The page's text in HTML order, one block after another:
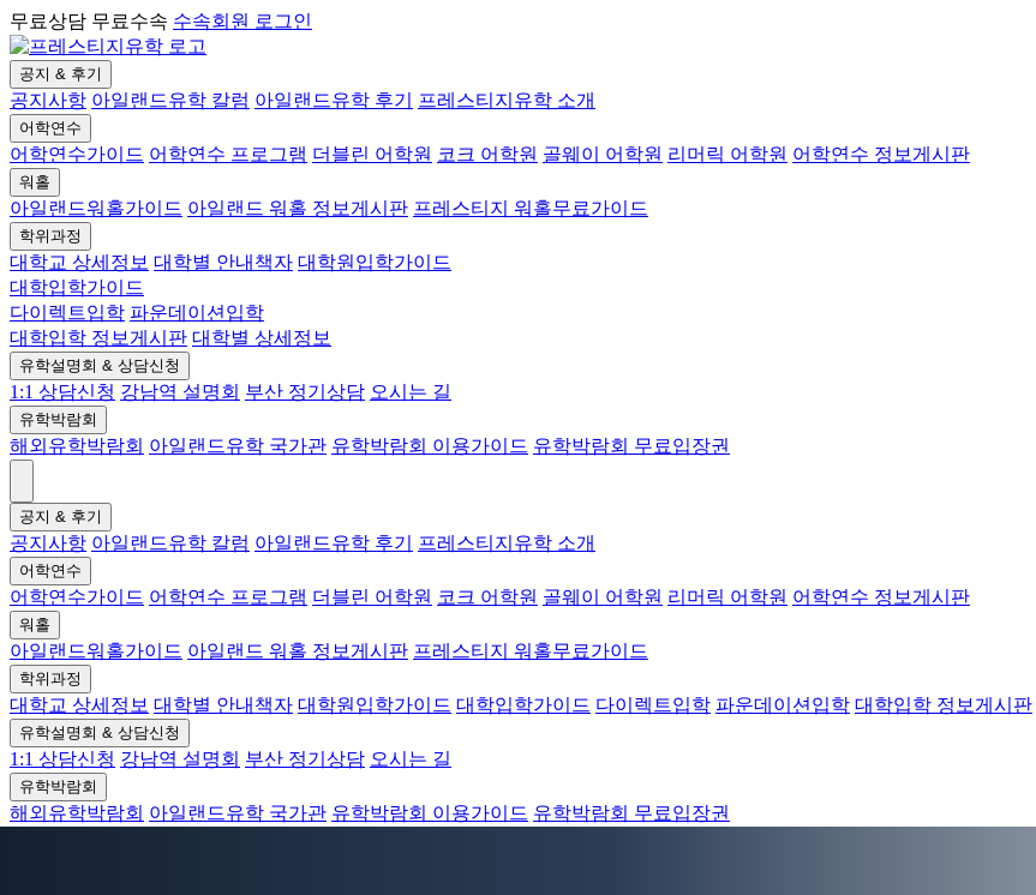
무료상담 무료수속 수속회원 로그인
공지 & 후기
공지사항 아일랜드유학 칼럼 아일랜드유학 후기 프레스티지유학 소개
어학연수
어학연수가이드 어학연수 프로그램 더블린 어학원 코크 어학원 골웨이 어학원 리머릭 어학원 어학연수 정보게시판
워홀
아일랜드워홀가이드 아일랜드 워홀 정보게시판 프레스티지 워홀무료가이드
학위과정
대학교 상세정보 대학별 안내책자 대학원입학가이드
대학입학가이드
다이렉트입학 파운데이션입학
대학입학 정보게시판 대학별 상세정보
유학설명회 & 상담신청
1:1 상담신청 강남역 설명회 부산 정기상담 오시는 길
유학박람회
해외유학박람회 아일랜드유학 국가관 유학박람회 이용가이드 유학박람회 무료입장권
공지 & 후기
공지사항 아일랜드유학 칼럼 아일랜드유학 후기 프레스티지유학 소개
어학연수
어학연수가이드 어학연수 프로그램 더블린 어학원 코크 어학원 골웨이 어학원 리머릭 어학원 어학연수 정보게시판
워홀
아일랜드워홀가이드 아일랜드 워홀 정보게시판 프레스티지 워홀무료가이드
학위과정
대학교 상세정보 대학별 안내책자 대학원입학가이드 대학입학가이드 다이렉트입학 파운데이션입학 대학입학 정보게시판
유학설명회 & 상담신청
1:1 상담신청 강남역 설명회 부산 정기상담 오시는 길
유학박람회
해외유학박람회 아일랜드유학 국가관 유학박람회 이용가이드 유학박람회 무료입장권